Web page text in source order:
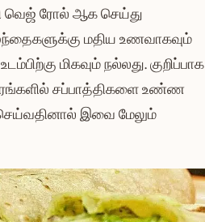
வெஜ் ரோல் ஆக செய்து
மதிய உணவாகவும்
மிகவும் நல்லது. குறிப்பாக
சப்பாத்திகளை உண்ண
செய்வதினால் இவை மேலும்